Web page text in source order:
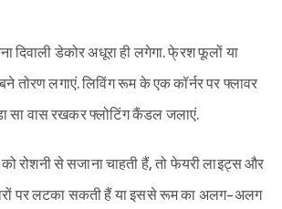
दिवाली डेकोर अधूरा ही लगेगा. फे्रश फूलों या
तोरण लगाएं. लिविंग रूम के एक कॉर्नर पर फ्लावर
सा वास रखकर फ्लोटिंग कैंडल जलाएं.
रोशनी से सजाना चाहती हैं, तो फेयरी लाइट्स और
पर लटका सकती हैं या इससे रूम का अलग-अलग